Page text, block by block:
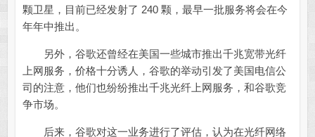
颗卫星，目前已经发射了 240 颗，最早一批服务将会在今
年年中推出。
另外，谷歌还曾经在美国一些城市推出千兆宽带光纤
上网服务，价格十分诱人，谷歌的举动引发了美国电信公
司的注意，他们也纷纷推出千兆光纤上网服务，和谷歌竞
争市场。
后来，谷歌对这一业务进行了评估，认为在光纤网络